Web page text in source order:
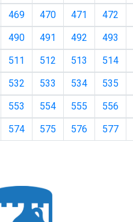
469 470 471 472
490 491 492 493
511 512 513 514
532 533 534 535
553 554 555 556
574 575 576 577